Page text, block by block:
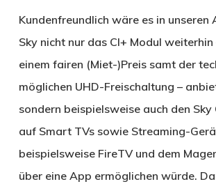
Kundenfreundlich wäre es in unseren
Sky nicht nur das CI+ Modul
einem fairen (Miet-)Preis samt der
möglichen UHD-Freischaltung –
sondern beispielsweise auch den Sky
auf Smart TVs sowie Streaming-
beispielsweise FireTV und dem
über eine App ermöglichen würde.